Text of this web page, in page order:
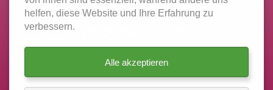
LOGIN INTUITIONSCOACH
Login zur Onlineplattform
helfen, diese Website und Ihre Erfahrung zu
verbessern.
Alle akzeptieren